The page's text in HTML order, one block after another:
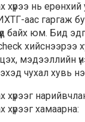
хүрээ нь
аас гаргаж
байх юм. Бид
хийснээрээ
мэдээллийн
чухал хувь
хүрээг хамаарна: